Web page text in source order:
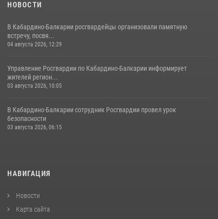
НОВОСТИ
В Кабардино-Балкарии росгвардейцы организовали памятную
встречу, посвя...
04 августа 2026, 12:29
Управление Росгвардии по Кабардино-Балкарии информирует
жителей регион...
03 августа 2026, 10:05
В Кабардино‑Балкарии сотрудник Росгвардии провел урок
безопасности
03 августа 2026, 06:15
НАВИГАЦИЯ
Новости
Карта сайта